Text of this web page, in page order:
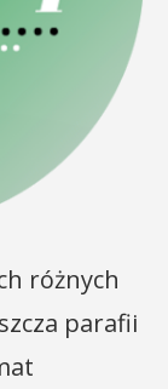
różnych
parafii